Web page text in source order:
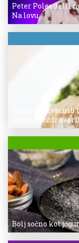
Peter Poles delil
Na lovu
Polna je
najbolj nezdrava
Bolj sočno kot